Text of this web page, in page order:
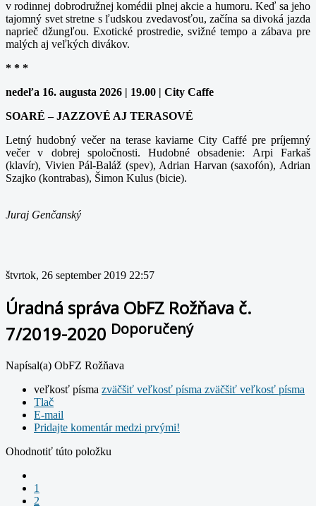
v rodinnej dobrodružnej komédii plnej akcie a humoru. Keď sa jeho
tajomný svet stretne s ľudskou zvedavosťou, začína sa divoká jazda
naprieč džungľou. Exotické prostredie, svižné tempo a zábava pre
malých aj veľkých divákov.
* * *
nedeľa 16. augusta 2026 | 19.00 | City Caffe
SOARÉ – JAZZOVÉ AJ TERASOVÉ
Letný hudobný večer na terase kaviarne City Caffé pre príjemný
večer v dobrej spoločnosti. Hudobné obsadenie: Arpi Farkaš
(klavír), Vivien Pál-Baláž (spev), Adrian Harvan (saxofón), Adrian
Szajko (kontrabas), Šimon Kulus (bicie).
Juraj Genčanský
štvrtok, 26 september 2019 22:57
Úradná správa ObFZ Rožňava č.
7/2019-2020 Doporučený
Napísal(a) ObFZ Rožňava
veľkosť písma zväčšiť veľkosť písma zväčšiť veľkosť písma
Tlač
E-mail
Pridajte komentár medzi prvými!
Ohodnotiť túto položku
1
2